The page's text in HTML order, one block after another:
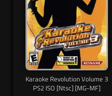
Karaoke Revolution Volume 3
PS2 ISO [Ntsc] [MG-MF]